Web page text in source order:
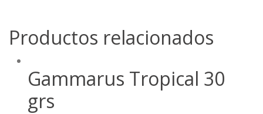
Productos relacionados
Gammarus Tropical 30
grs